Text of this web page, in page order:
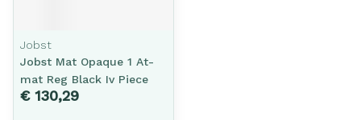
Jobst
Jobst Mat Opaque 1 At-
mat Reg Black Iv Piece
€ 130,29